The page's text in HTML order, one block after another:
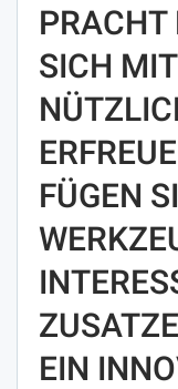
PRACHT
SICH
FÜGEN
EIN